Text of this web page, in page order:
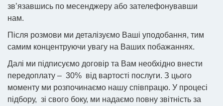
зв’язавшись по месенджеру або зателефонувавши
нам.
Після розмови ми деталізуємо Ваші уподобання, тим
самим концентруючи увагу на Ваших побажаннях.
Далі ми підписуємо договір та Вам необхідно внести
передоплату – 30% від вартості послуги. З цього
моменту ми розпочинаємо нашу співпрацю. У процесі
підбору, зі свого боку, ми надаємо повну звітність за